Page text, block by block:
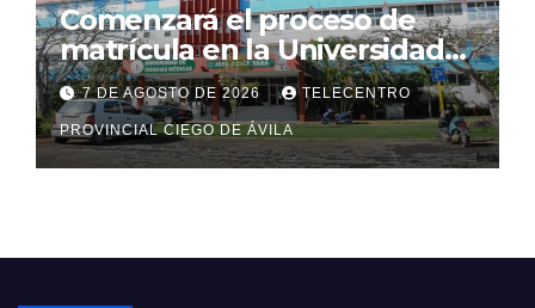
Comenzará el proceso de
matrícula en la Universidad
de Ciencias Médicas avileña
7 DE AGOSTO DE 2026 TELECENTRO
PROVINCIAL CIEGO DE ÁVILA